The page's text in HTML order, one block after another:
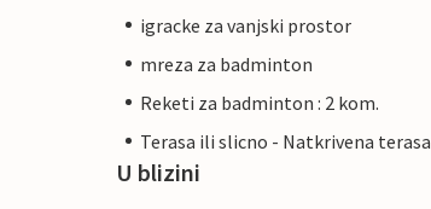
igracke za vanjski prostor
mreza za badminton
Reketi za badminton : 2 kom.
Terasa ili slicno - Natkrivena terasa
U blizini